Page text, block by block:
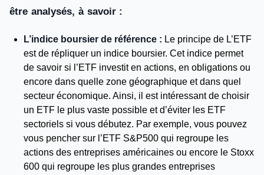
être analysés, à savoir :
L’indice boursier de référence : Le principe de L’ETF
est de répliquer un indice boursier. Cet indice permet
de savoir si l’ETF investit en actions, en obligations ou
encore dans quelle zone géographique et dans quel
secteur économique. Ainsi, il est intéressant de choisir
un ETF le plus vaste possible et d’éviter les ETF
sectoriels si vous débutez. Par exemple, vous pouvez
vous pencher sur l’ETF S&P500 qui regroupe les
actions des entreprises américaines ou encore le Stoxx
600 qui regroupe les plus grandes entreprises